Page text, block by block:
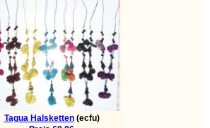
Tagua Halsketten(ecfu)